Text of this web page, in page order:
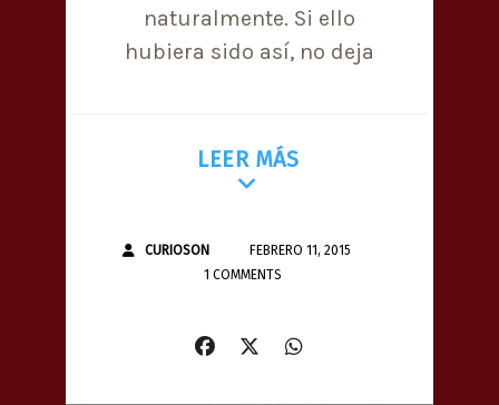
naturalmente. Si ello
hubiera sido así, no deja
LEER MÁS
CURIOSON
FEBRERO 11, 2015
1 COMMENTS